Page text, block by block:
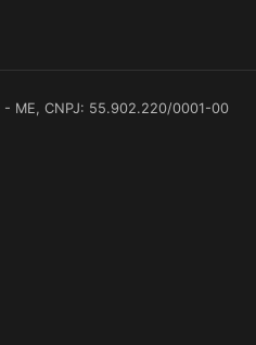
- ME, CNPJ: 55.902.220/0001-00